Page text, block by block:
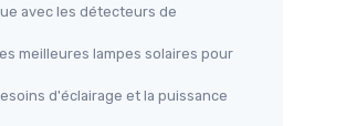
avec les détecteurs de
meilleures lampes solaires pour
d'éclairage et la puissance